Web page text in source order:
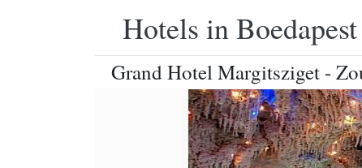
Hotels in
Grand Hotel Margitsziget -